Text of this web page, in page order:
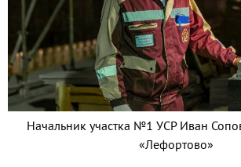
Начальник участка №1 УСР Иван
«Лефортово»